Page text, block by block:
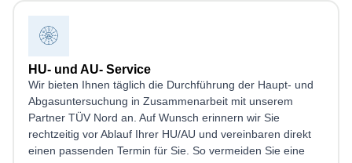
HU- und AU- Service
Wir bieten Ihnen täglich die Durchführung der Haupt- und
Abgasuntersuchung in Zusammenarbeit mit unserem
Partner TÜV Nord an. Auf Wunsch erinnern wir Sie
rechtzeitig vor Ablauf Ihrer HU/AU und vereinbaren direkt
einen passenden Termin für Sie. So vermeiden Sie eine